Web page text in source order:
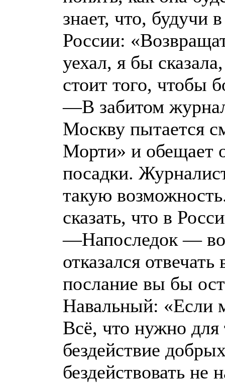
знает, что, будучи
России:
уехал, я бы
стоит того, чтобы
—В забитом
Москву пытается
Морти» и обещает
посадки.
такую
сказать, что в
—Напоследок —
отказался
послание вы бы
Навальный: «Если
Вcё, что нужно
бездействие
бездействовать не